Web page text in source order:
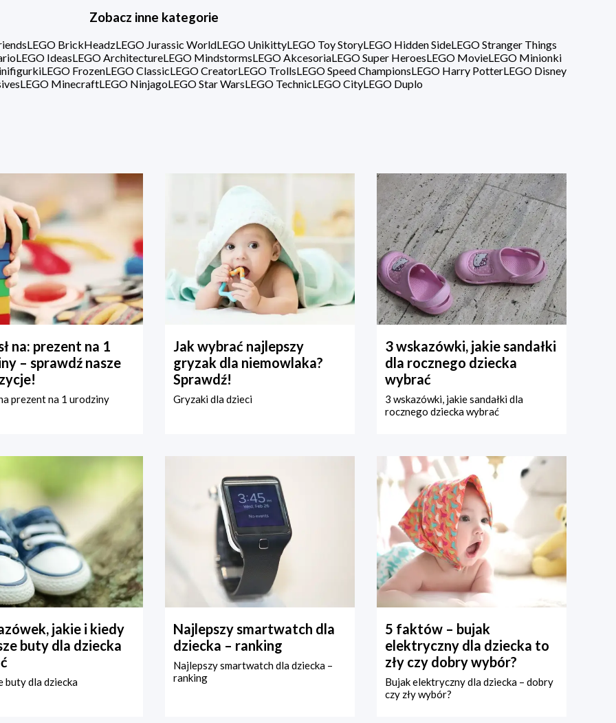
Zobacz inne kategorie
LEGO BrickHeadzLEGO Jurassic WorldLEGO UnikittyLEGO Toy StoryLEGO Hidden SideLEGO Stranger Things
LEGO IdeasLEGO ArchitectureLEGO MindstormsLEGO AkcesoriaLEGO Super HeroesLEGO MovieLEGO Minionki
LEGO FrozenLEGO ClassicLEGO CreatorLEGO TrollsLEGO Speed ChampionsLEGO Harry PotterLEGO Disney
LEGO MinecraftLEGO NinjagoLEGO Star WarsLEGO TechnicLEGO CityLEGO Duplo
na: prezent na 1
– sprawdź nasze
prezent na 1 urodziny
Jak wybrać najlepszy
gryzak dla niemowlaka?
Sprawdź!
Gryzaki dla dzieci
3 wskazówki, jakie sandałki
dla rocznego dziecka
wybrać
3 wskazówki, jakie sandałki dla
rocznego dziecka wybrać
jakie i kiedy
buty dla dziecka
buty dla dziecka
Najlepszy smartwatch dla
dziecka – ranking
Najlepszy smartwatch dla dziecka –
ranking
5 faktów – bujak
elektryczny dla dziecka to
zły czy dobry wybór?
Bujak elektryczny dla dziecka – dobry
czy zły wybór?